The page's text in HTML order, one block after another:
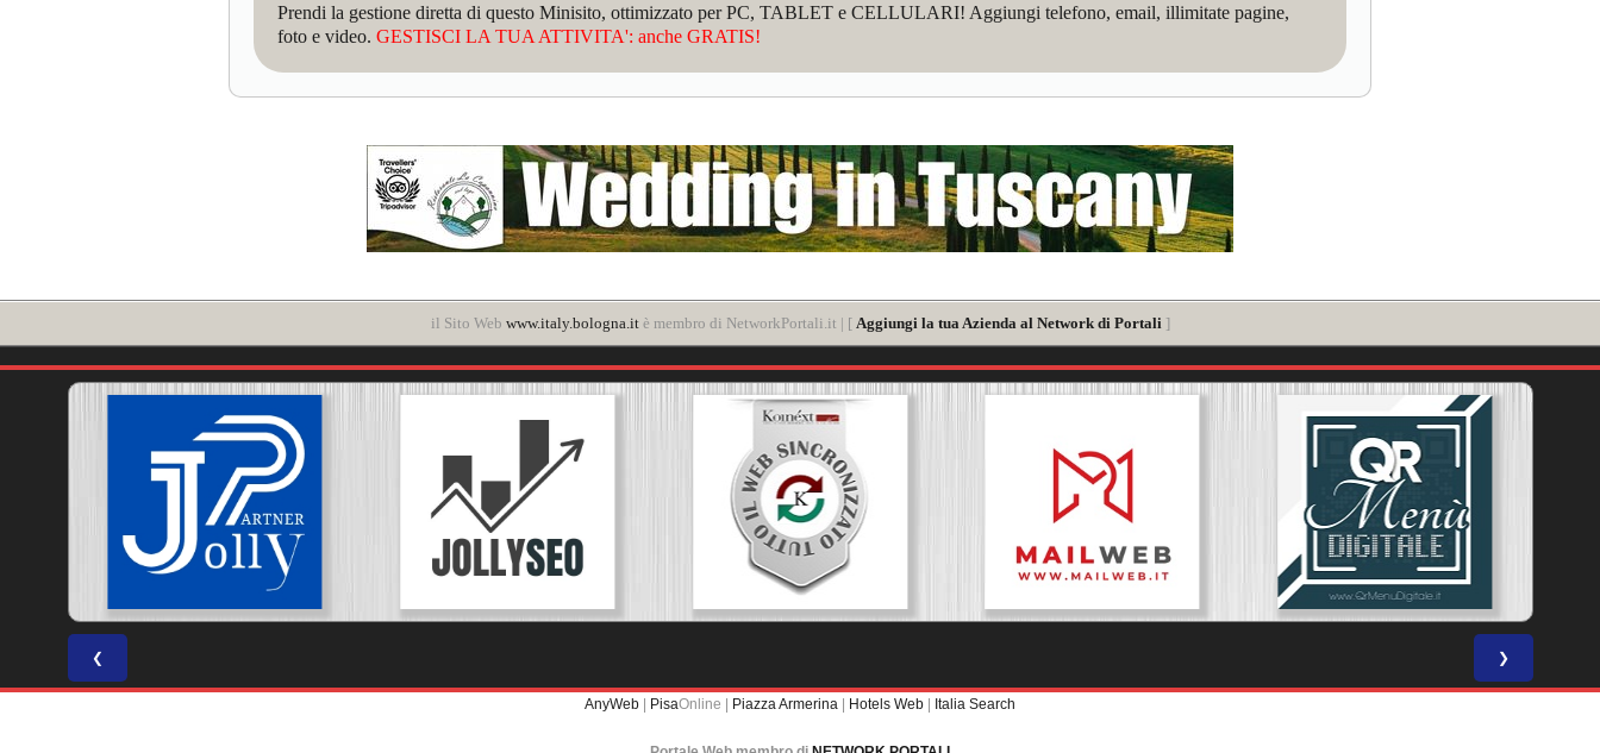
Prendi la gestione diretta di questo Minisito, ottimizzato per PC, TABLET e CELLULARI! Aggiungi telefono, email, illimitate pagine,
foto e video. GESTISCI LA TUA ATTIVITA': anche GRATIS!
il Sito Web www.italy.bologna.itè membro di NetworkPortali.it | [ Aggiungi la tua Azienda al Network di Portali ]
❮ ❯
AnyWeb | PisaOnline | Piazza Armerina | Hotels Web | Italia Search